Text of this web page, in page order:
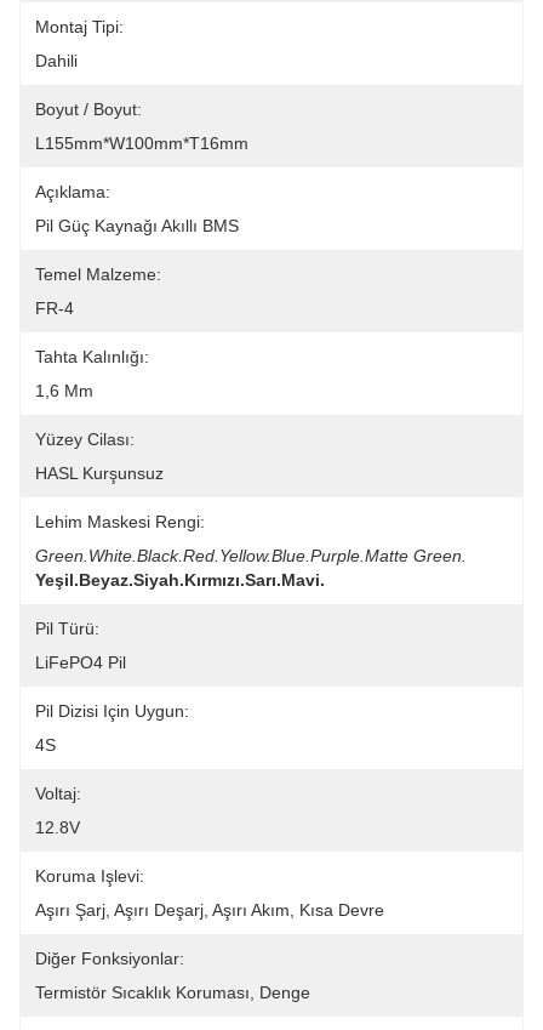
Montaj Tipi:
Dahili
Boyut / Boyut:
L155mm*W100mm*T16mm
Açıklama:
Pil Güç Kaynağı Akıllı BMS
Temel Malzeme:
FR-4
Tahta Kalınlığı:
1,6 Mm
Yüzey Cilası:
HASL Kurşunsuz
Lehim Maskesi Rengi:
Green.White.Black.Red.Yellow.Blue.Purple.Matte Green.
Yeşil.Beyaz.Siyah.Kırmızı.Sarı.Mavi.
Pil Türü:
LiFePO4 Pil
Pil Dizisi Için Uygun:
4S
Voltaj:
12.8V
Koruma Işlevi:
Aşırı Şarj, Aşırı Deşarj, Aşırı Akım, Kısa Devre
Diğer Fonksiyonlar:
Termistör Sıcaklık Koruması, Denge